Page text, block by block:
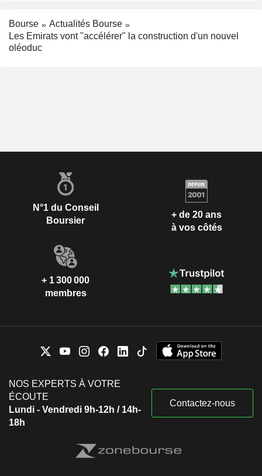
Bourse
Actualités Bourse
Les Emirats vont "accélérer" la construction d'un nouvel
oléoduc
N°1 du Conseil
Boursier
+ de 20 ans
à vos côtés
+ 1 300 000
membres
NOS EXPERTS À VOTRE
ÉCOUTE
Lundi - Vendredi 9h-12h / 14h-
18h
Contactez-nous